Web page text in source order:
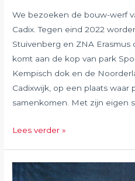
We bezoeken de bouw-werf
Cadix. Tegen eind 2022
Stuivenberg en ZNA
komt aan de kop van park
Kempisch dok en de
Cadixwijk, op een plaats waar
samenkomen. Met zijn eigen
Maart
aan
Lees verder »